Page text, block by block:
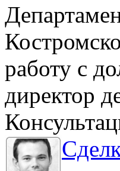
работу с
директор